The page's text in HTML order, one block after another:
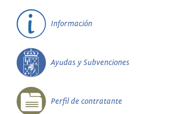
Información
Ayudas y Subvenciones
Perfil de contratante